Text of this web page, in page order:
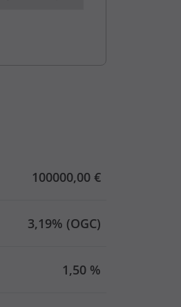
100000,00 €
3,19% (OGC)
1,50 %